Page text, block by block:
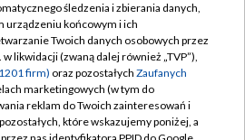
TVP
Regulamin TVP
prywatności
Moje zgody
Pomoc
śledzenia i zbierania danych,
urządzeniu końcowym i ich
Twoich danych osobowych przez
likwidacji (zwaną dalej również „TVP”),
firm) oraz pozostałych Zaufanych
marketingowych (w tym do
reklam do Twoich zainteresowań i
które wskazujemy poniżej, a